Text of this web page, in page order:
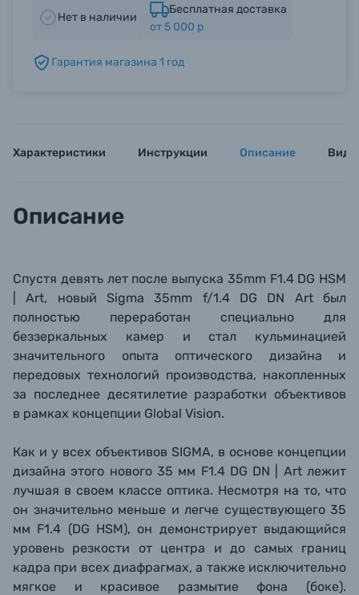
Нет в наличии
Бесплатная доставка
от 5 000 р
Гарантия магазина 1 год
Характеристики Инструкции Описание
Описание
Спустя девять лет после выпуска 35mm F1.4 DG HSM
| Art, новый Sigma 35mm f/1.4 DG DN Art был
полностью переработан специально для
беззеркальных камер и стал кульминацией
значительного опыта оптического дизайна и
передовых технологий производства, накопленных
за последнее десятилетие разработки объективов
в рамках концепции Global Vision.
Как и у всех объективов SIGMA, в основе концепции
дизайна этого нового 35 мм F1.4 DG DN | Art лежит
лучшая в своем классе оптика. Несмотря на то, что
он значительно меньше и легче существующего 35
мм F1.4 (DG HSM), он демонстрирует выдающийся
уровень резкости от центра и до самых границ
кадра при всех диафрагмах, а также исключительно
мягкое и красивое размытие фона (боке).